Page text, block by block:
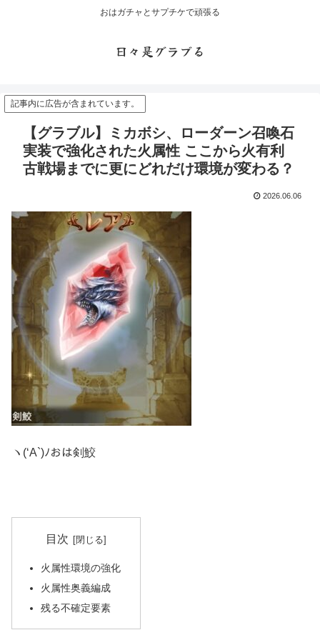
おはガチャとサプチケで頑張る
日々是グラブる
記事内に広告が含まれています。
【グラブル】ミカボシ、ローダーン召喚石
実装で強化された火属性 ここから火有利
古戦場までに更にどれだけ環境が変わる？
2026.06.06
ヽ(‘A`)ﾉおは剣鮫
目次
火属性環境の強化
火属性奥義編成
残る不確定要素